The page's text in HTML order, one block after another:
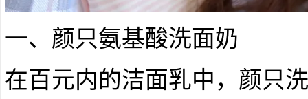
一、颜只氨基酸洗面奶
在百元内的洁面乳中，颜只